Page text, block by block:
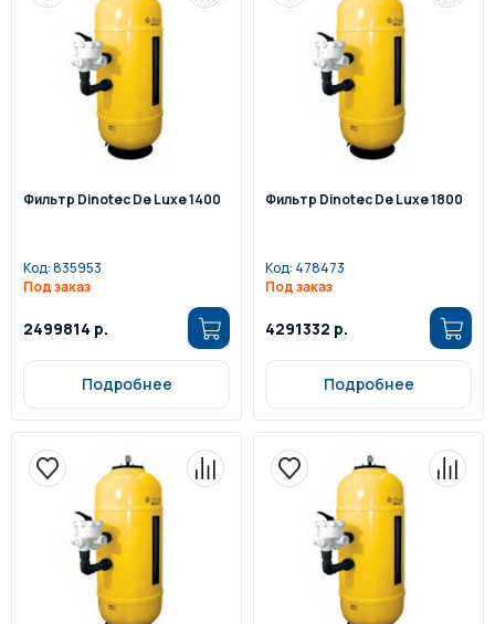
Фильтр Dinotec De Luxe 1400
Код:835953
Под заказ
2499814 р.
Подробнее
Фильтр Dinotec De Luxe 1800
Код: 478473
Под заказ
4291332 р.
Подробнее